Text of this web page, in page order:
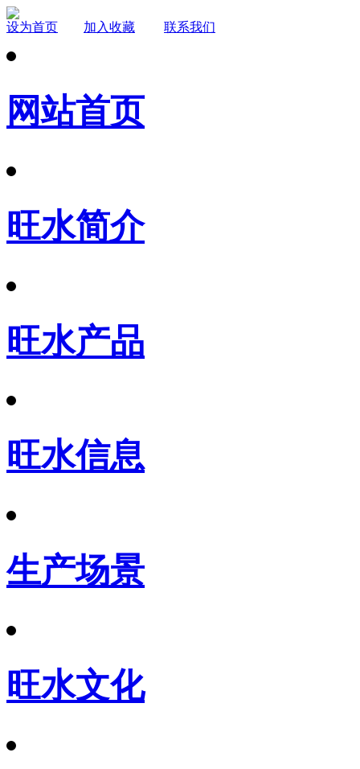
设为首页 加入收藏 联系我们
网站首页
旺水简介
旺水产品
旺水信息
生产场景
旺水文化